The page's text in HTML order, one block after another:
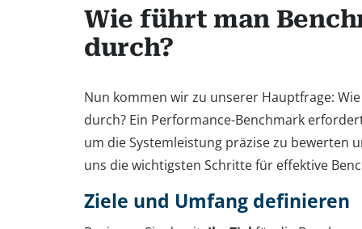
Wie führt man
durch?
Nun kommen wir zu unserer Hauptfrage:
durch? Ein Performance-Benchmark
um die Systemleistung präzise zu bewerten
uns die wichtigsten Schritte für effektive
Ziele und Umfang definieren